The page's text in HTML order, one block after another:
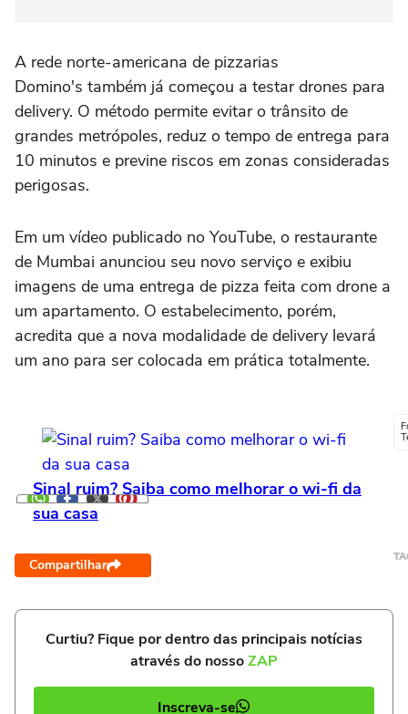
A rede norte-americana de pizzarias
Domino's também já começou a testar drones para
delivery. O método permite evitar o trânsito de
grandes metrópoles, reduz o tempo de entrega para
10 minutos e previne riscos em zonas consideradas
perigosas.
Em um vídeo publicado no YouTube, o restaurante
de Mumbai anunciou seu novo serviço e exibiu
imagens de uma entrega de pizza feita com drone a
um apartamento. O estabelecimento, porém,
acredita que a nova modalidade de delivery levará
um ano para ser colocada em prática totalmente.
Sinal ruim? Saiba como melhorar o wi-fi da
sua casa
Compartilhar
Curtiu? Fique por dentro das principais notícias
através do nossoZAP
Inscreva-se